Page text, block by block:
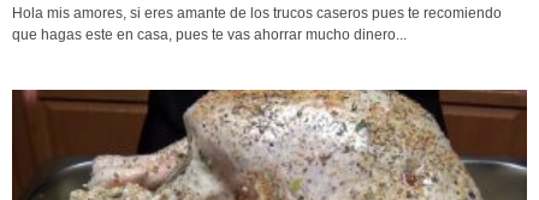
Hola mis amores, si eres amante de los trucos caseros pues te recomiendo
que hagas este en casa, pues te vas ahorrar mucho dinero...